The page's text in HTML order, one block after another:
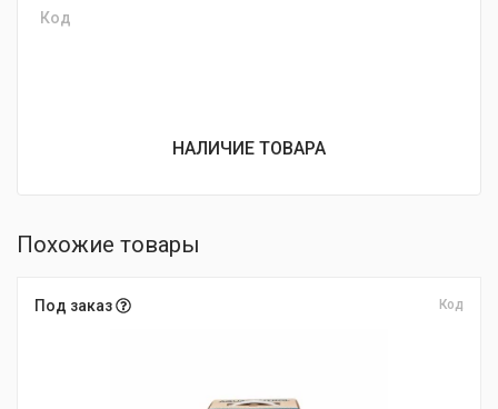
Код
НАЛИЧИЕ ТОВАРА
Похожие товары
Под заказ Код